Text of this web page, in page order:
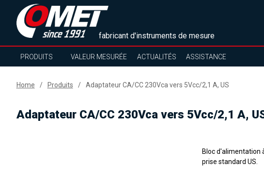
fabricant d'instruments de mesure
PRODUITS VALEUR MESURÉE ACTUALITÉS ASSISTANCE
Home Produits Adaptateur CA/CC 230Vca vers 5Vcc/2,1 A, US
Adaptateur CA/CC 230Vca vers 5Vcc/2,1 A,
Bloc d'alimentation
prise standard US.